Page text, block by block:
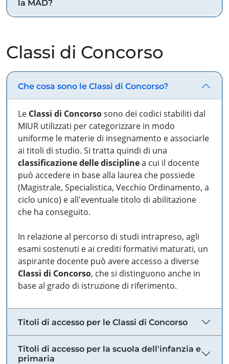
la MAD?
Classi di Concorso
Che cosa sono le Classi di Concorso?
Le Classi di Concorsosono dei codici stabiliti dal
MIUR utilizzati per categorizzare in modo
uniforme le materie di insegnamento e associarle
ai titoli di studio. Si tratta quindi di una
classificazione delle disciplinea cui il docente
può accedere in base alla laurea che possiede
(Magistrale, Specialistica, Vecchio Ordinamento, a
ciclo unico) e all'eventuale titolo di abilitazione
che ha conseguito.
In relazione al percorso di studi intrapreso, agli
esami sostenuti e ai crediti formativi maturati, un
aspirante docente può avere accesso a diverse
Classi di Concorso, che si distinguono anche in
base al grado di istruzione di riferimento.
Titoli di accesso per le Classi di Concorso
Titoli di accesso per la scuola dell'infanzia e
primaria